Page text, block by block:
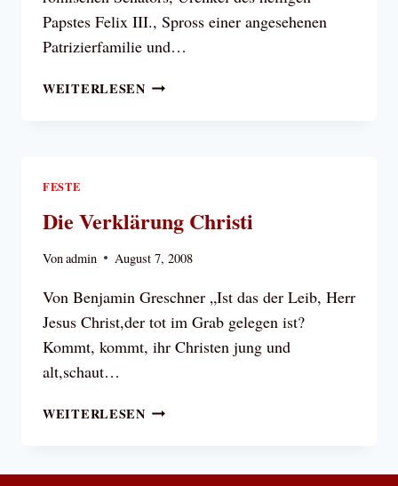
Papstes Felix III., Spross einer angesehenen
Patrizierfamilie und…
WEITERLESENDER
FESTE
Die Verklärung Christi
Vonadmin August 7, 2008
Von Benjamin Greschner „Ist das der Leib, Herr
Jesus Christ,der tot im Grab gelegen ist?
Kommt, kommt, ihr Christen jung und
alt,schaut…
WEITERLESENDIE